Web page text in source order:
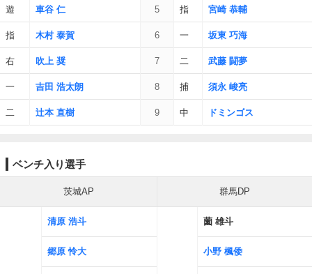
遊 車谷 仁 5 指 宮崎 恭輔
指 木村 泰賀 6 一 坂東 巧海
右 吹上 奨 7 二 武藤 闘夢
一 吉田 浩太朗 8 捕 須永 峻亮
二 辻本 直樹 9 中 ドミンゴス
ベンチ入り選手
茨城AP 群馬DP
清原 浩斗 薗 雄斗
郷原 怜大 小野 楓倭